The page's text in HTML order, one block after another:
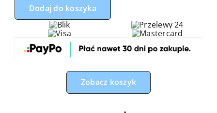
niemowlęcy
serduszka
malinowym
Dodaj do koszyka
Zobacz koszyk